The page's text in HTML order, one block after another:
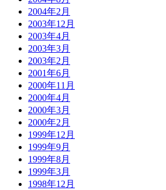
2004年2月
2003年12月
2003年4月
2003年3月
2003年2月
2001年6月
2000年11月
2000年4月
2000年3月
2000年2月
1999年12月
1999年9月
1999年8月
1999年3月
1998年12月